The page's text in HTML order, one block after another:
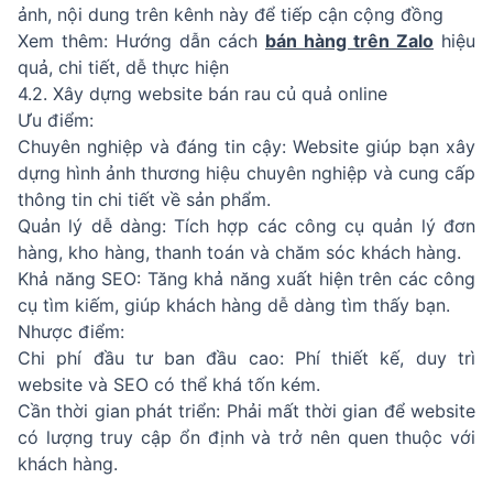
ảnh, nội dung trên kênh này để tiếp cận cộng đồng
Xem thêm: Hướng dẫn cách bán hàng trên Zalo hiệu
quả, chi tiết, dễ thực hiện
4.2. Xây dựng website bán rau củ quả online
Ưu điểm:
Chuyên nghiệp và đáng tin cậy: Website giúp bạn xây
dựng hình ảnh thương hiệu chuyên nghiệp và cung cấp
thông tin chi tiết về sản phẩm.
Quản lý dễ dàng: Tích hợp các công cụ quản lý đơn
hàng, kho hàng, thanh toán và chăm sóc khách hàng.
Khả năng SEO: Tăng khả năng xuất hiện trên các công
cụ tìm kiếm, giúp khách hàng dễ dàng tìm thấy bạn.
Nhược điểm:
Chi phí đầu tư ban đầu cao: Phí thiết kế, duy trì
website và SEO có thể khá tốn kém.
Cần thời gian phát triển: Phải mất thời gian để website
có lượng truy cập ổn định và trở nên quen thuộc với
khách hàng.